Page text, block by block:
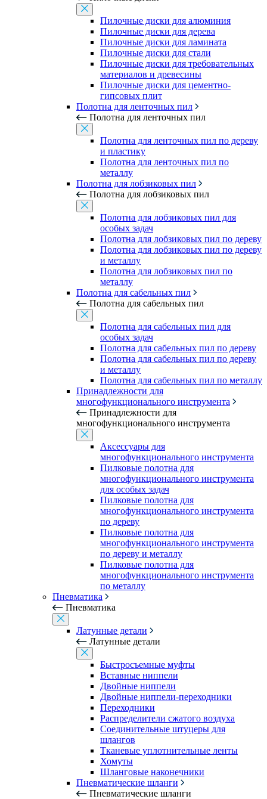
Пилочные диски для алюминия
Пилочные диски для дерева
Пилочные диски для ламината
Пилочные диски для стали
Пилочные диски для требовательных
материалов и древесины
Пилочные диски для цементно-
гипсовых плит
Полотна для ленточных пил
Полотна для ленточных пил
Полотна для ленточных пил по дереву
и пластику
Полотна для ленточных пил по
металлу
Полотна для лобзиковых пил
Полотна для лобзиковых пил
Полотна для лобзиковых пил для
особых задач
Полотна для лобзиковых пил по дереву
Полотна для лобзиковых пил по дереву
и металлу
Полотна для лобзиковых пил по
металлу
Полотна для сабельных пил
Полотна для сабельных пил
Полотна для сабельных пил для
особых задач
Полотна для сабельных пил по дереву
Полотна для сабельных пил по дереву
и металлу
Полотна для сабельных пил по металлу
Принадлежности для
многофункционального инструмента
Принадлежности для
многофункционального инструмента
Аксессуары для
многофункционального инструмента
Пилковые полотна для
многофункционального инструмента
для особых задач
Пилковые полотна для
многофункционального инструмента
по дереву
Пилковые полотна для
многофункционального инструмента
по дереву и металлу
Пилковые полотна для
многофункционального инструмента
по металлу
Пневматика
Пневматика
Латунные детали
Латунные детали
Быстросъемные муфты
Вставные ниппели
Двойные ниппели
Двойные ниппели-переходники
Переходники
Распределители сжатого воздуха
Соединительные штуцеры для
шлангов
Тканевые уплотнительные ленты
Хомуты
Шланговые наконечники
Пневматические шланги
Пневматические шланги